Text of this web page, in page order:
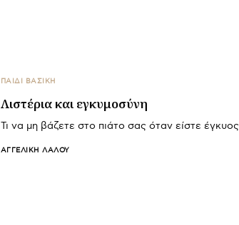
ΠΑΙΔΙ ΒΑΣΙΚΉ
Λιστέρια και εγκυμοσύνη
Τι να μη βάζετε στο πιάτο σας όταν είστε έγκυος
ΑΓΓΕΛΙΚΉ ΛΆΛΟΥ